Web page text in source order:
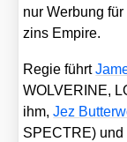
nur Wer­bung
zins Empire.
Regie führt
WOLVERINE,
ihm,Jez
SPECTRE) und